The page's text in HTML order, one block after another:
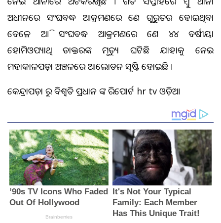
ଅଧୀନରେ ସଂଘବଦ୍ଧ ଆକ୍ରମଣରେ ଜଣେ ଗୁରୁତର ହୋଇଥିବା
ବେଳେ ଆଜି ସଂଘବଦ୍ଧ ଆକ୍ରମଣରେ ଜଣେ ୪୪ ବର୍ଷୀୟା
ହୋମିଓପ୍ୟାଥି ଡାକ୍ତରଙ୍କ ମୃତ୍ୟୁ ଘଟିଛି ଯାହାକୁ ନେଇ
ମହାକାଳପଡ଼ା ଅଞ୍ଚଳରେ ଆଲୋଡନ ସୃଷ୍ଟି ହୋଇଛି ।
କେନ୍ଦ୍ରାପଡ଼ା ରୁ ବିଶ୍ୱଜିତ ପ୍ରଧାନ ଙ୍କ ରିପୋର୍ଟ hr tv ଓଡ଼ିଆ